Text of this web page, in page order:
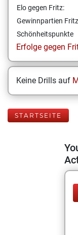
Elo gegen Fritz:
Gewinnpartien
Schönheitspunkte
Erfolge gegen
Keine Drills auf
STARTSEITE